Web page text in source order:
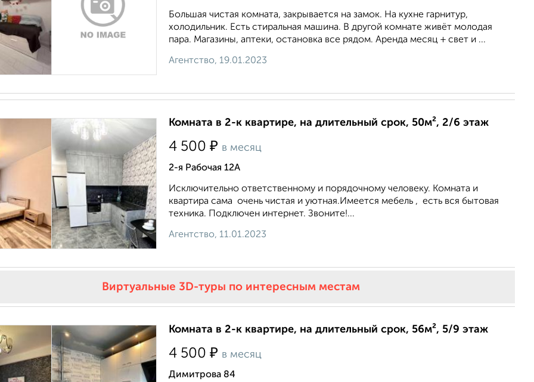
Большая чистая комната, закрывается на замок. На кухне гарнитур,
холодильник. Есть стиральная машина. В другой комнате живёт молодая
пара. Магазины, аптеки, остановка все рядом. Аренда месяц + свет и ...
Агентство, 19.01.2023
Комната в 2-к квартире, на длительный срок, 50м², 2/6 этаж
4 500 ₽ в месяц
2-я Рабочая 12А
Исключительно ответственному и порядочному человеку. Комната и
квартира сама очень чистая и уютная.Имеется мебель , есть вся бытовая
техника. Подключен интернет. Звоните!...
Агентство, 11.01.2023
Виртуальные 3D-туры по интересным местам
Комната в 2-к квартире, на длительный срок, 56м², 5/9 этаж
4 500 ₽ в месяц
Димитрова 84